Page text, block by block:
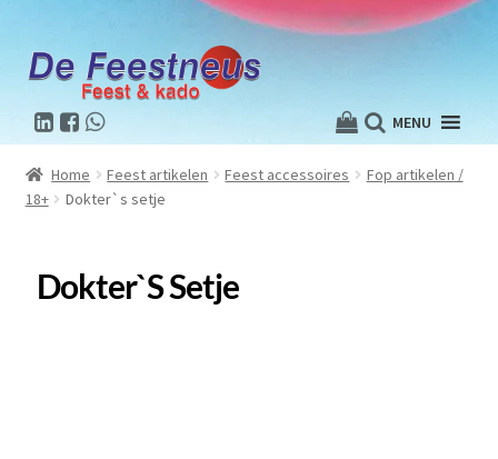
MENU
Home Feest artikelen Feest accessoires
Fop artikelen /
18+
Dokter`s setje
Dokter`s Setje